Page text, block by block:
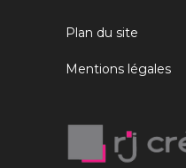
Plan du site
Mentions légales